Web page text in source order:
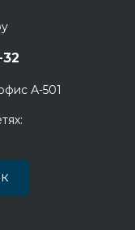
А-501